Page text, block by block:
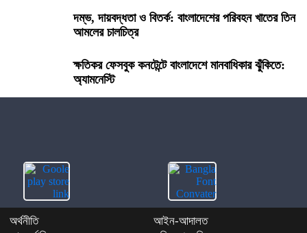
অমর একুশে গ্রন্থমেলায় ‘‘৩৬শে জুলাই গণঅভ্যুত্থান’’ গ্রন্থ
হাসনাত -সারজিসদের এই আগাম বার্তা না পেলে কি হতে পারতো!
দম্ভ, দায়বদ্ধতা ও বিতর্ক: বাংলাদেশের পরিবহন খাতের তিন
আমলের চালচিত্র
ক্ষতিকর ফেসবুক কনটেন্টে বাংলাদেশে মানবাধিকার ঝুঁকিতে:
অ্যামনেস্টি
অর্থনীতি
আইন-আদালত